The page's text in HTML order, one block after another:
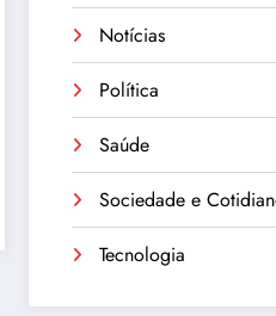
Notícias
Política
Saúde
Sociedade e
Tecnologia